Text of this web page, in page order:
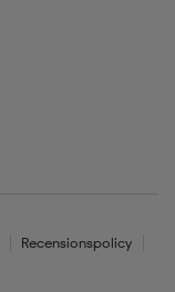
Recensionspolicy